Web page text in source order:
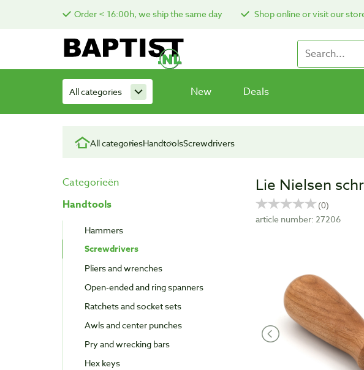
Order < 16:00h, we ship the same day Shop online or visit our
All categories New Deals
All categoriesHandtoolsScrewdrivers
Categorieën
Handtools
Hammers
Screwdrivers
Pliers and wrenches
Open-ended and ring spanners
Ratchets and socket sets
Awls and center punches
Pry and wrecking bars
Hex keys
Lie Nielsen
article number: 27206